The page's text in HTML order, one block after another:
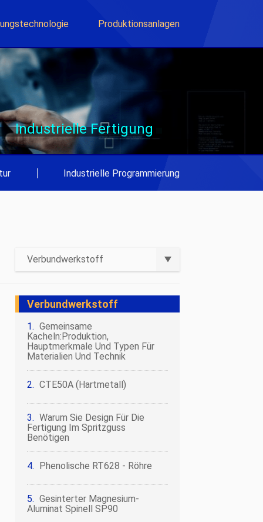
Produktionsanlagen
Industrielle Fertigung
Industrielle Programmierung
Verbundwerkstoff
Harz
Faser
Verbundwerkstoff
Polymermaterialien
Biologie
Gewürze
Verbundwerkstoff
Gemeinsame
Kacheln:Produktion,
Hauptmerkmale Und Typen Für
Materialien Und Technik
CTE50A (Hartmetall)
Warum Sie Design Für Die
Fertigung Im Spritzguss
Benötigen
Phenolische RT628 - Röhre
Gesinterter Magnesium-
Aluminat Spinell SP90